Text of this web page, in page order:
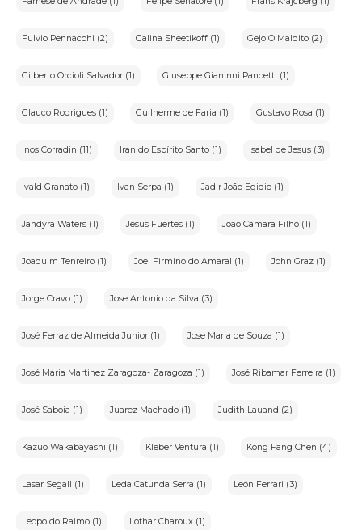
Fulvio Pennacchi (2) Galina Sheetikoff (1) Gejo O Maldito (2)
Gilberto Orcioli Salvador (1) Giuseppe Gianinni Pancetti (1)
Glauco Rodrigues (1) Guilherme de Faria (1) Gustavo Rosa (1)
Inos Corradin (11) Iran do Espírito Santo (1) Isabel de Jesus (3)
Ivald Granato (1) Ivan Serpa (1) Jadir João Egidio (1)
Jandyra Waters (1) Jesus Fuertes (1) João Câmara Filho (1)
Joaquim Tenreiro (1) Joel Firmino do Amaral (1) John Graz (1)
Jorge Cravo (1) Jose Antonio da Silva (3)
José Ferraz de Almeida Junior (1) Jose Maria de Souza (1)
José Maria Martinez Zaragoza- Zaragoza (1) José Ribamar Ferreira (1)
José Saboia (1) Juarez Machado (1) Judith Lauand (2)
Kazuo Wakabayashi (1) Kleber Ventura (1) Kong Fang Chen (4)
Lasar Segall (1) Leda Catunda Serra (1) León Ferrari (3)
Leopoldo Raimo (1) Lothar Charoux (1)